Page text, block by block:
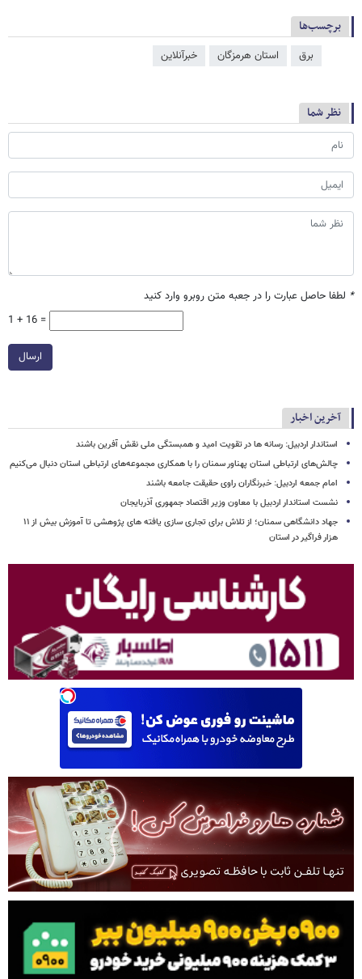
برچسب‌ها
برق استان هرمزگان خبرآنلاین
نظر شما
* لطفا حاصل عبارت را در جعبه متن روبرو وارد کنید
1 + 16 =
ارسال
آخرین اخبار
استاندار اردبیل: رسانه ها در تقویت امید و همبستگی ملی نقش‌ آفرین باشند
چالش‌های ارتباطی استان پهناور سمنان را با همکاری مجموعه‌های ارتباطی استان دنبال می‌کنیم
امام جمعه اردبیل: خبرنگاران راوی حقیقت جامعه باشند
نشست استاندار اردبیل با معاون وزیر اقتصاد جمهوری آذربایجان
جهاد دانشگاهی سمنان؛ از تلاش برای تجاری سازی یافته های پژوهشی تا آموزش بیش از ۱۱
هزار فراگیر در استان